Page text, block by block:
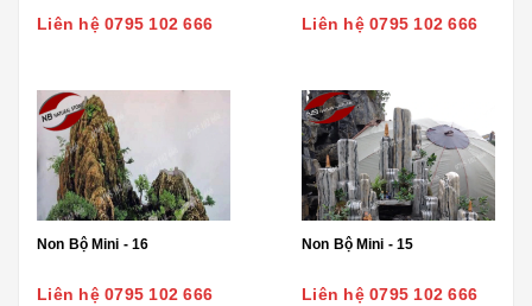
Liên hệ 0795 102 666 Liên hệ 0795 102 666
Non Bộ Mini - 16
Liên hệ 0795 102 666
Non Bộ Mini - 15
Liên hệ 0795 102 666